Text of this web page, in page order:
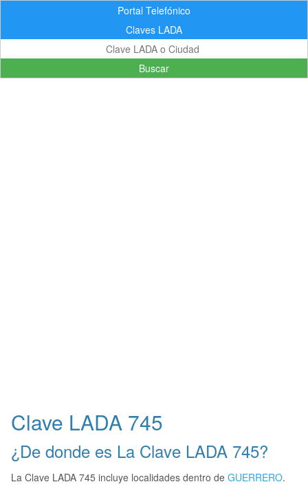
Portal Telefónico
Claves LADA
Buscar
Clave LADA 745
¿De donde es La Clave LADA 745?
La Clave LADA 745 incluye localidades dentro de GUERRERO.